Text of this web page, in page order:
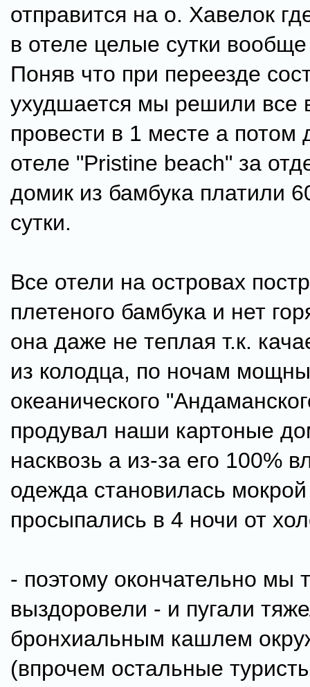
отправится на о. Хавелок
в отеле целые сутки
Поняв что при переезде
ухудшается мы решили все
провести в 1 месте а потом
отеле "Pristine beach" за
домик из бамбука платили
сутки.
Все отели на островах
плетеного бамбука и нет
она даже не теплая т.к.
из колодца, по ночам
океанического
продувал наши картоные
насквозь а из-за его 100%
одежда становилась
просыпались в 4 ночи от
- поэтому окончательно мы
выздоровели - и пугали
бронхиальным кашлем
(впрочем остальные